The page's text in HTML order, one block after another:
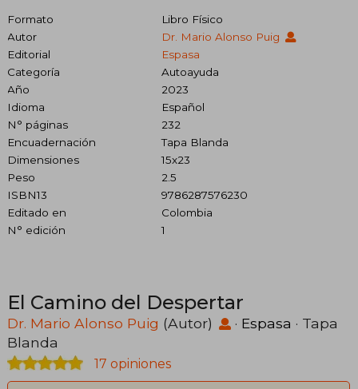
Formato
Libro Físico
Autor
Dr. Mario Alonso Puig
Editorial
Espasa
Categoría
Autoayuda
Año
2023
Idioma
Español
N° páginas
232
Encuadernación
Tapa Blanda
Dimensiones
15x23
Peso
2.5
ISBN13
9786287576230
Editado en
Colombia
N° edición
1
El Camino del Despertar
Dr. Mario Alonso Puig (Autor) · Espasa · Tapa
Blanda
17 opiniones